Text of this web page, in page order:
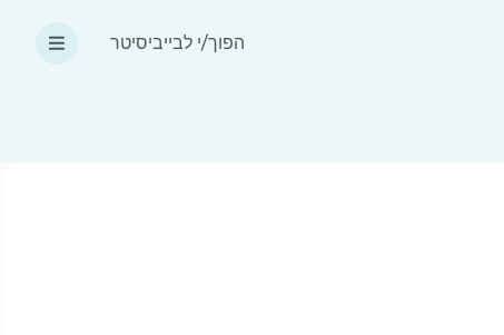
הפוך/י לבייביסיטר